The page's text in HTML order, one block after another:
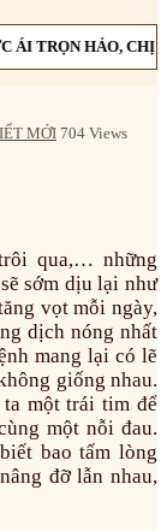
TRỌN HẢO, CHỊ
MỚI 704 Views
qua,… những
sớm dịu lại như
vọt mỗi ngày,
dịch nóng nhất
mang lại có lẽ
giống nhau.
một trái tim để
một nỗi đau.
bao tấm lòng
đỡ lẫn nhau,